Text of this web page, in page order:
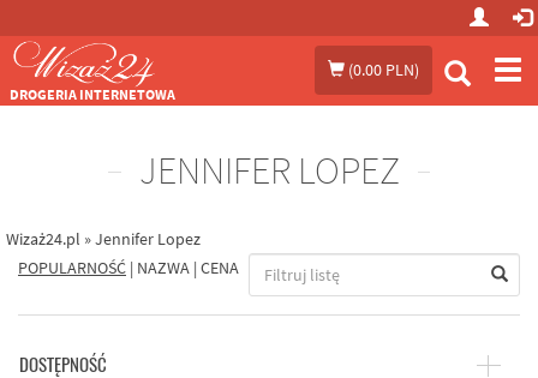
(0.00 PLN)
DROGERIA INTERNETOWA
JENNIFER LOPEZ
Wizaż24.pl »Jennifer Lopez
POPULARNOŚĆ | NAZWA | CENA
DOSTĘPNOŚĆ